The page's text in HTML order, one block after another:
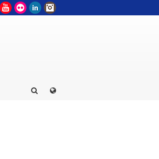
FacebookYouTube
Flickr LinkedIn